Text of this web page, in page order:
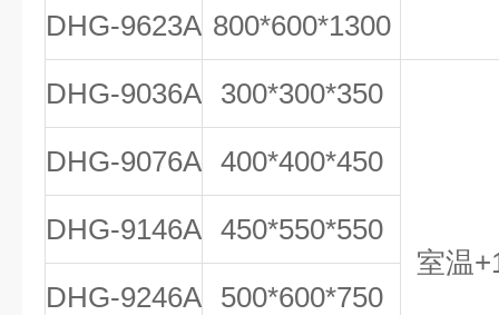
DHG-9623A 800*600*1300
DHG-9036A 300*300*350
室温
DHG-9076A 400*400*450
DHG-9146A 450*550*550
DHG-9246A 500*600*750